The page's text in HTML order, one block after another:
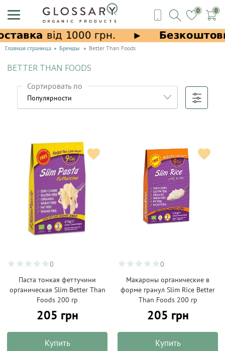
0 0
Главная страница Бренды Better Than Foods
BETTER THAN FOODS
Сортировать по
0
Паста тонкая феттучини
органическая Slim Better Than
Foods 200 гр
205 грн
Купить
0
Макароны органические в
форме гранул Slim Rice Better
Than Foods 200 гр
205 грн
Купить